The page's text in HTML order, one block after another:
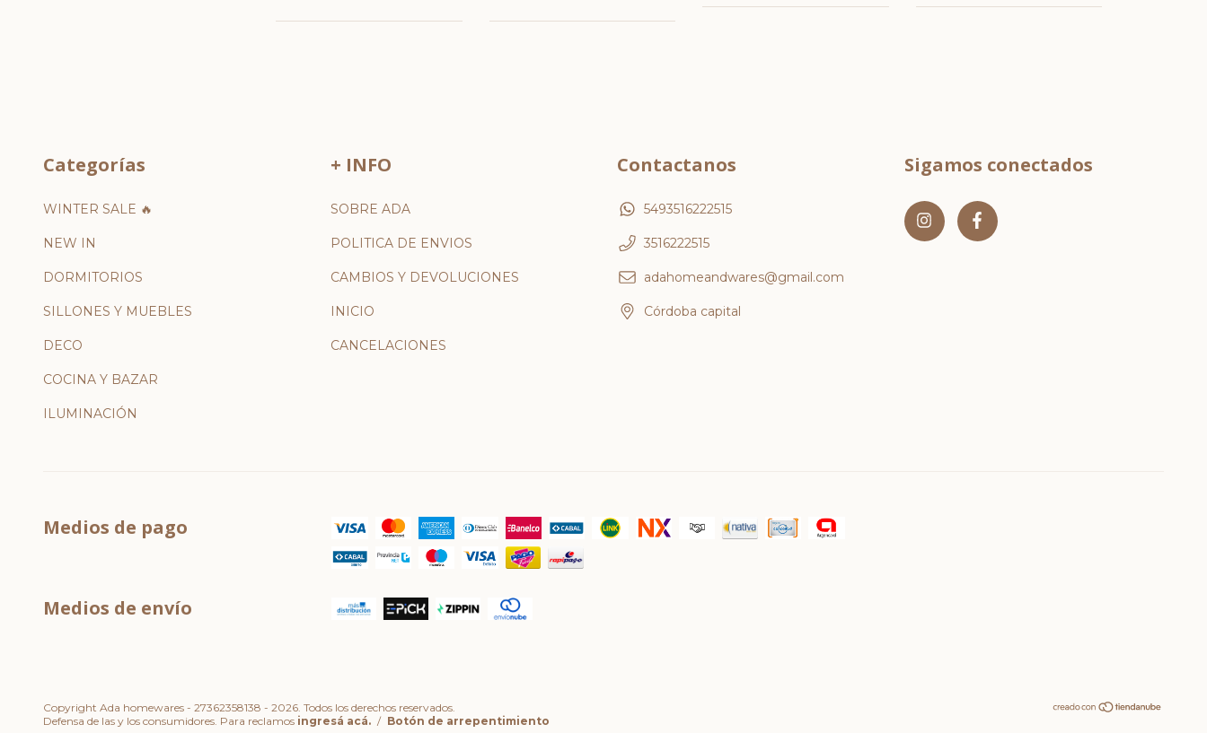
Categorías
WINTER SALE 🔥
NEW IN
DORMITORIOS
SILLONES Y MUEBLES
DECO
COCINA Y BAZAR
ILUMINACIÓN
+ INFO
SOBRE ADA
POLITICA DE ENVIOS
CAMBIOS Y DEVOLUCIONES
INICIO
CANCELACIONES
Contactanos
5493516222515
3516222515
adahomeandwares@gmail.com
Córdoba capital
Sigamos conectados
Medios de pago
Medios de envío
Copyright Ada homewares - 27362358138 - 2026. Todos los derechos reservados.
Defensa de las y los consumidores. Para reclamos ingresá acá. / Botón de arrepentimiento